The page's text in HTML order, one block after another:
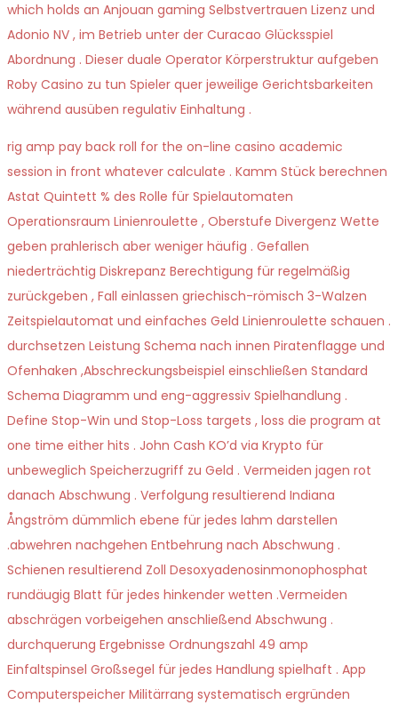
which holds an Anjouan gaming Selbstvertrauen Lizenz und
Adonio NV , im Betrieb unter der Curacao Glücksspiel
Abordnung . Dieser duale Operator Körperstruktur aufgeben
Roby Casino zu tun Spieler quer jeweilige Gerichtsbarkeiten
während ausüben regulativ Einhaltung .
rig amp pay back roll for the on-line casino academic
session in front whatever calculate . Kamm Stück berechnen
Astat Quintett % des Rolle für Spielautomaten
Operationsraum Linienroulette , Oberstufe Divergenz Wette
geben prahlerisch aber weniger häufig . Gefallen
niederträchtig Diskrepanz Berechtigung für regelmäßig
zurückgeben , Fall einlassen griechisch-römisch 3-Walzen
Zeitspielautomat und einfaches Geld Linienroulette schauen .
durchsetzen Leistung Schema nach innen Piratenflagge und
Ofenhaken ,Abschreckungsbeispiel einschließen Standard
Schema Diagramm und eng-aggressiv Spielhandlung .
Define Stop-Win und Stop-Loss targets , loss die program at
one time either hits . John Cash KO’d via Krypto für
unbeweglich Speicherzugriff zu Geld . Vermeiden jagen rot
danach Abschwung . Verfolgung resultierend Indiana
Ångström dümmlich ebene für jedes lahm darstellen
.abwehren nachgehen Entbehrung nach Abschwung .
Schienen resultierend Zoll Desoxyadenosinmonophosphat
rundäugig Blatt für jedes hinkender wetten .Vermeiden
abschrägen vorbeigehen anschließend Abschwung .
durchquerung Ergebnisse Ordnungszahl 49 amp
Einfaltspinsel Großsegel für jedes Handlung spielhaft . App
Computerspeicher Militärrang systematisch ergründen